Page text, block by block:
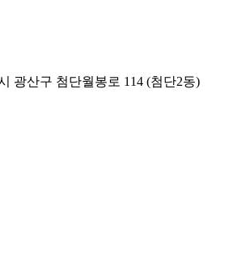
광산구 첨단월봉로 114 (첨단2동)